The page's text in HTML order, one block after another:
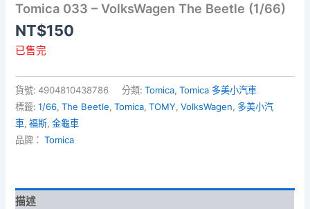
Tomica 033 – VolksWagen The Beetle (1/66)
NT$150
已售完
貨號:4904810438786 分類:Tomica,Tomica 多美小汽車
標籤:1/66,The Beetle,Tomica,TOMY,VolksWagen, 多美小汽
車,福斯,金龜車
品牌：Tomica
描述